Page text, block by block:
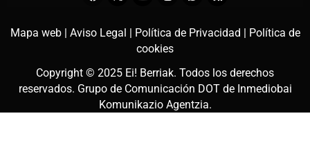
Mapa web | Aviso Legal | Política de Privacidad |
Política de
cookies
Copyright © 2025 Ei! Berriak. Todos los derechos
reservados. Grupo de Comunicación DOT de Inmediobai
Komunikazio Agentzia.